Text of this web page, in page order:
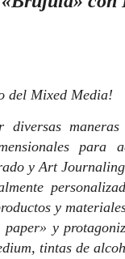
del Mixed Media!
para
y Art
y
paper» y
tintas de